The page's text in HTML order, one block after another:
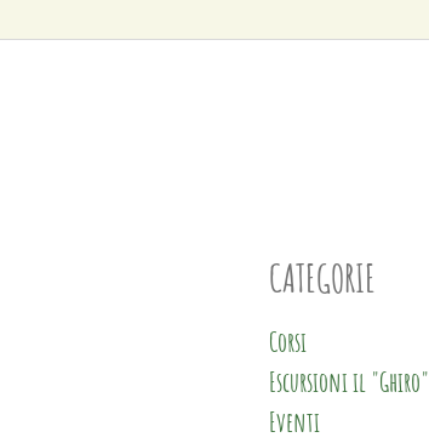
CATEGORIE
Corsi
Escursioni il "Ghiro"
Eventi